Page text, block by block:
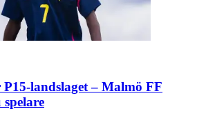
landslaget – Malmö FF